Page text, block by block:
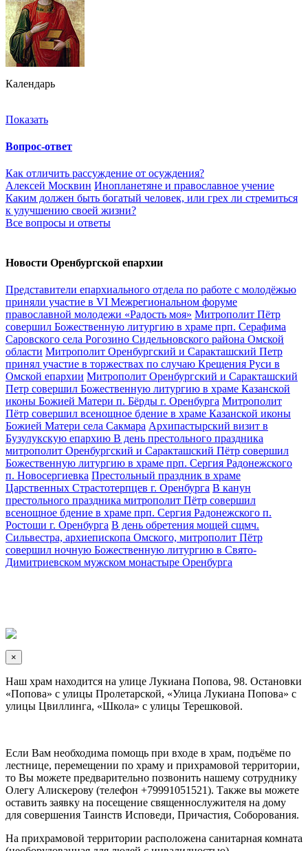
Календарь
Показать
Вопрос-ответ
Как отличить рассуждение от осуждения?
Алексей Москвин Инопланетяне и православное учение
Каким должен быть богатый человек, или грех ли стремиться
к улучшению своей жизни?
Все вопросы и ответы
Новости Оренбургской епархии
Представители епархиального отдела по работе с молодёжью
приняли участие в VI Межрегиональном форуме
православной молодежи «Радость моя» Митрополит Пётр
совершил Божественную литургию в храме прп. Серафима
Саровского села Рогозино Сидельновского района Омской
области Митрополит Оренбургский и Саракташский Петр
принял участие в торжествах по случаю Крещения Руси в
Омской епархии Митрополит Оренбургский и Саракташский
Петр совершил Божественную литургию в храме Казанской
иконы Божией Матери п. Бёрды г. Оренбурга Митрополит
Пётр совершил всенощное бдение в храме Казанской иконы
Божией Матери села Сакмара Архипастырский визит в
Бузулукскую епархию В день престольного праздника
митрополит Оренбургский и Саракташский Пётр совершил
Божественную литургию в храме прп. Сергия Радонежского
п. Новосергиевка Престольный праздник в храме
Царственных Страстотерпцев г. Оренбурга В канун
престольного праздника митрополит Пётр совершил
всенощное бдение в храме прп. Сергия Радонежского п.
Ростоши г. Оренбурга В день обретения мощей сщмч.
Сильвестра, архиепископа Омского, митрополит Пётр
совершил ночную Божественную литургию в Свято-
Димитриевском мужском монастыре Оренбурга
×
Наш храм находится на улице Лукиана Попова, 98. Остановки
«Попова» с улицы Пролетарской, «Улица Лукиана Попова» с
улицы Цвиллинга, «Школа» с улицы Терешковой.
Если Вам необходима помощь при входе в храм, подъёме по
лестнице, перемещении по храму и прихрамовой территории,
то Вы можете предварительно позвонить нашему сотруднику
Олегу Алискерову (телефон +79991051521). Также вы можете
оставить заявку на посещение священнослужителя на дому
для совершения Таинств Исповеди, Причастия, Соборования.
На прихрамовой территории расположена санитарная комната